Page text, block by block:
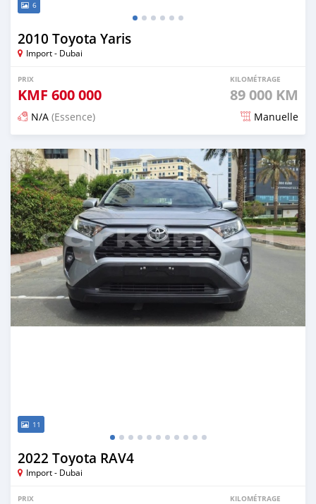
6
2010 Toyota Yaris
Import - Dubai
PRIX
KMF 600 000
KILOMÉTRAGE
89 000 KM
N/A (Essence) Manuelle
Publié il y a 8 jours
11
2022 Toyota RAV4
Import - Dubai
PRIX KILOMÉTRAGE